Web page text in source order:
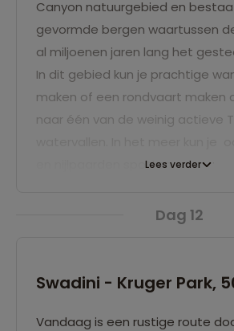
Canyon natuurgebied en
gevormde bergen waartussen
al miljoenen jaren lang het
In dit gebied kun je prachtige
maken of een rondvaart maken
naar één van de weinig actieve
en nijlpaarden spotten.Lees verder
Dag 12
Swadini - Kruger Park,
Vandaag is een rustige route